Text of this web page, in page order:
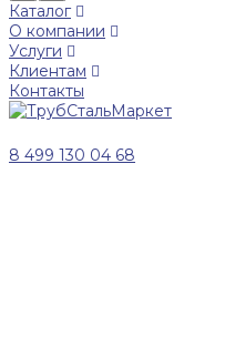
Каталог
О компании
Услуги
Клиентам
Контакты
8 499 130 04 68